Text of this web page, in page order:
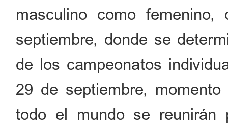
masculino como
septiembre, donde se
de los campeonatos
29 de septiembre,
todo el mundo se reunirán